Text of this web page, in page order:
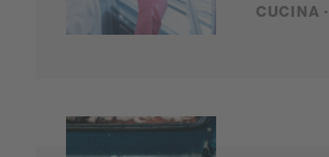
CUCINA